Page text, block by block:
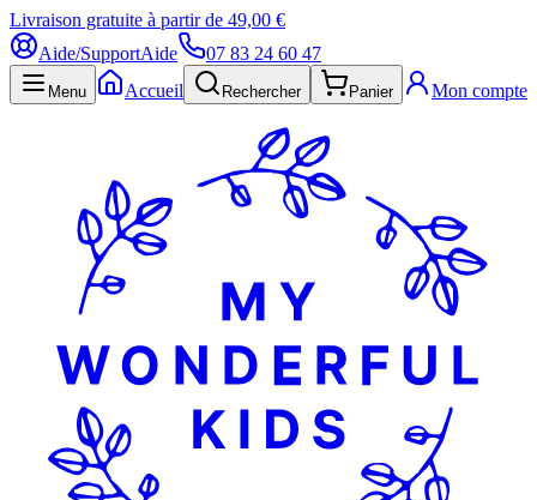
Livraison gratuite à partir de 49,00 €
Aide/SupportAide 07 83 24 60 47
Menu Accueil Rechercher Panier Mon compte